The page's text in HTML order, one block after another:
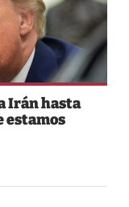
Irán hasta
estamos